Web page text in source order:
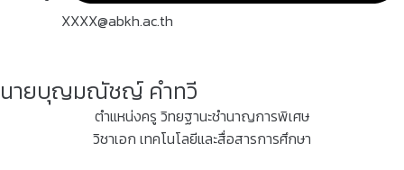
XXXX@abkh.ac.th
นายบุญมณัชญ์ คำทวี
ตำแหน่งครู วิทยฐานะชำนาญการพิเศษ
วิชาเอก เทคโนโลยีและสื่อสารการศึกษา